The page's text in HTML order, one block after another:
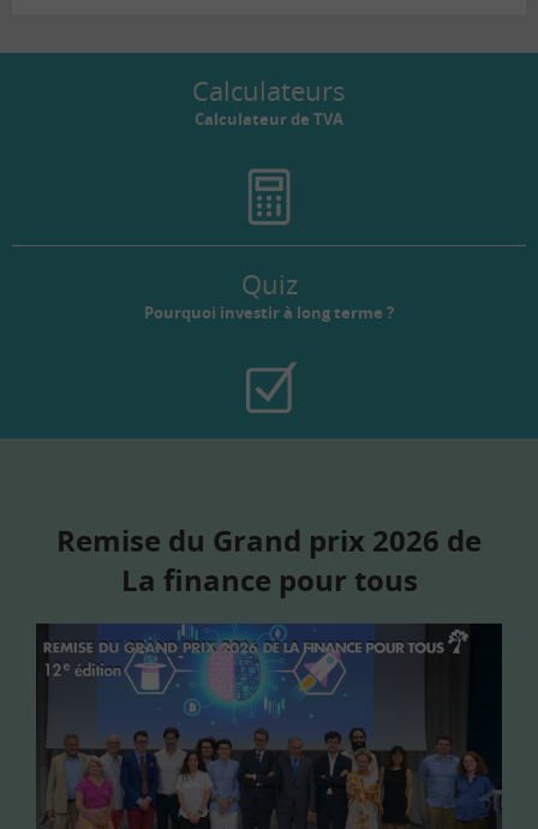
Calculateurs
Calculateur de TVA
Quiz
Pourquoi investir à long terme ?
Remise du Grand prix 2026 de
La finance pour tous